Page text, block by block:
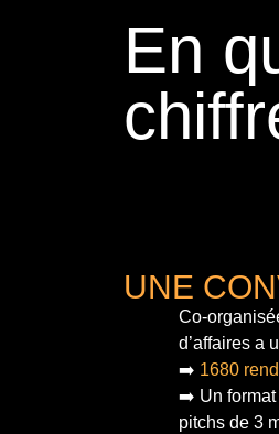
En
UNE
Co-
d’affaires a
➡️ 1680
➡️ Un format
pitchs de 3